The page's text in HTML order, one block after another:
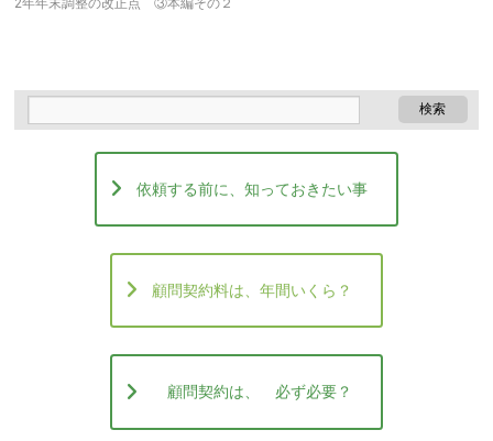
依頼する前に、知っておきたい事
顧問契約料は、年間いくら？
顧問契約は、 必ず必要？